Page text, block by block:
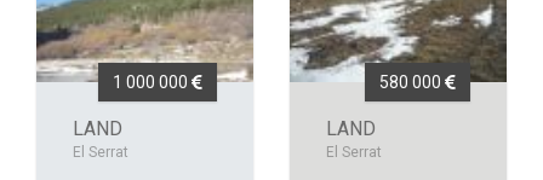
1 000 000
LAND
El Serrat
580 000
LAND
El Serrat